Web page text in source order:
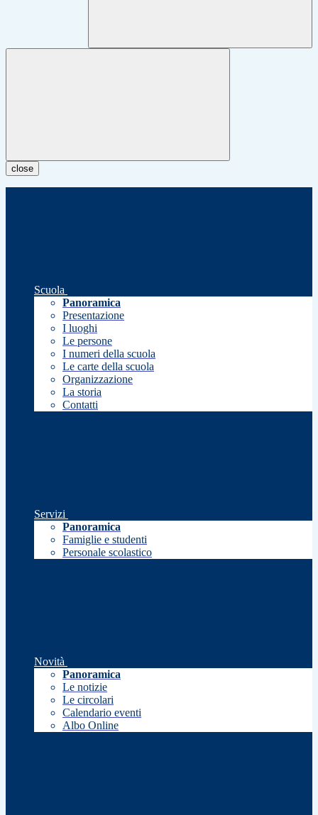
close
Scuola
Panoramica
Presentazione
I luoghi
Le persone
I numeri della scuola
Le carte della scuola
Organizzazione
La storia
Contatti
Servizi
Panoramica
Famiglie e studenti
Personale scolastico
Novità
Panoramica
Le notizie
Le circolari
Calendario eventi
Albo Online